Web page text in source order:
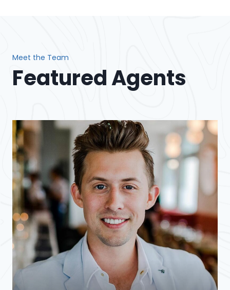
Meet the Team
Featured Agents